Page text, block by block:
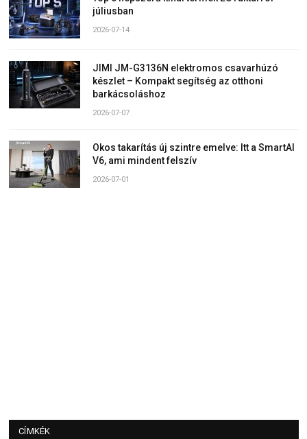
júliusban
2026-07-14
JIMI JM-G3136N elektromos csavarhúzó
készlet – Kompakt segítség az otthoni
barkácsoláshoz
2026-07-07
Okos takarítás új szintre emelve: Itt a SmartAI
V6, ami mindent felszív
2026-07-01
CÍMKÉK